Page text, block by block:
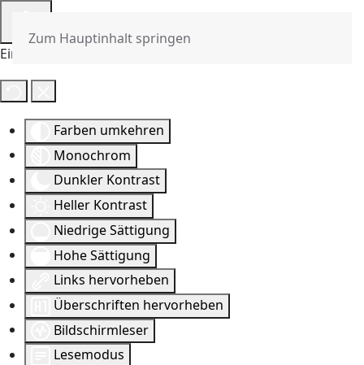
Eingabehilfen öffnen
Farben umkehren
Monochrom
Dunkler Kontrast
Heller Kontrast
Niedrige Sättigung
Hohe Sättigung
Links hervorheben
Überschriften hervorheben
Bildschirmleser
Lesemodus
Zum Hauptinhalt springen